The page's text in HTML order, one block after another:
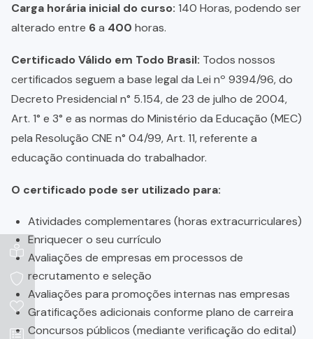
Carga horária inicial do curso: 140 Horas, podendo ser
alterado entre 6a 400 horas.
Certificado Válido em Todo Brasil: Todos nossos
certificados seguem a base legal da Lei nº 9394/96, do
Decreto Presidencial n° 5.154, de 23 de julho de 2004,
Art. 1° e 3° e as normas do Ministério da Educação (MEC)
pela Resolução CNE n° 04/99, Art. 11, referente a
educação continuada do trabalhador.
O certificado pode ser utilizado para:
Atividades complementares (horas extracurriculares)
Enriquecer o seu currículo
Avaliações de empresas em processos de
recrutamento e seleção
Avaliações para promoções internas nas empresas
Gratificações adicionais conforme plano de carreira
Concursos públicos (mediante verificação do edital)